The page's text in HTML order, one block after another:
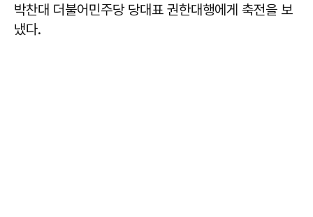
박찬대 더불어민주당 당대표 권한대행에게 축전을 보
냈다.